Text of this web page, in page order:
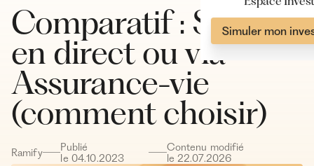
Simuler mon
Comparatif : SCPI
en direct ou via
Assurance-vie
(comment choisir)
Ramify
Publié
le 04.10.2023
Contenu modifié
le 22.07.2026